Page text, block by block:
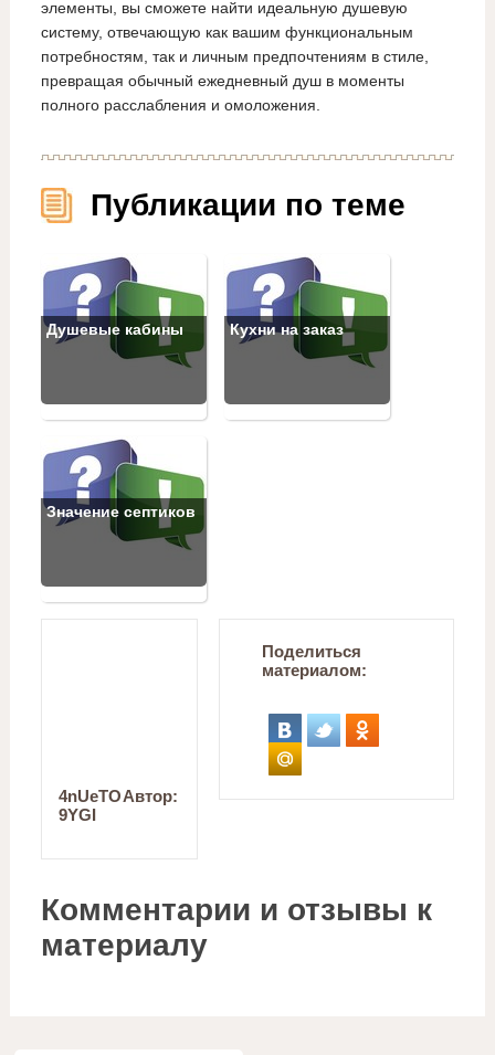
элементы, вы сможете найти идеальную душевую
систему, отвечающую как вашим функциональным
потребностям, так и личным предпочтениям в стиле,
превращая обычный ежедневный душ в моменты
полного расслабления и омоложения.
Публикации по теме
Душевые кабины Кухни на заказ
Значение септиков
Автор:
4nUeTO
9YGI
Поделиться
материалом:
Комментарии и отзывы к
материалу